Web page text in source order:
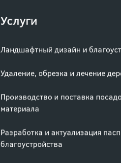
Услуги
Ландшафтный дизайн и
Удаление, обрезка и лечение
Производство и поставка
материала
Разработка и актуализация
благоустройства